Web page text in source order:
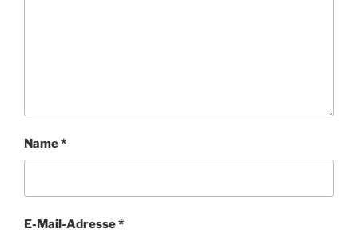
Name*
E-Mail-Adresse*